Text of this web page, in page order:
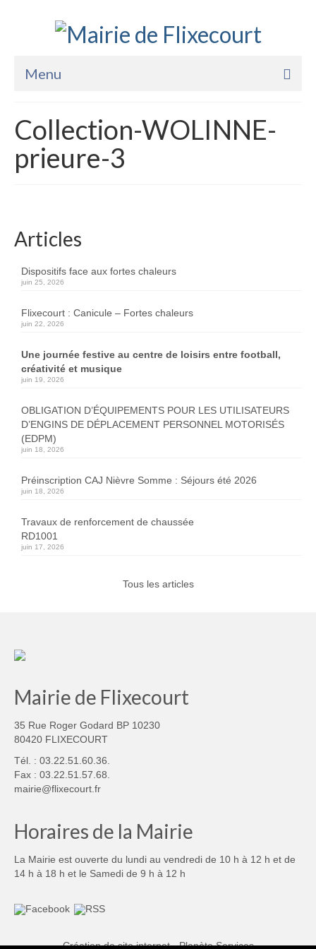
Menu
La Mairie
Vie Pratique
Collection-WOLINNE-
prieure-3
Articles
Dispositifs face aux fortes chaleurs
juin 25, 2026
Flixecourt : Canicule – Fortes chaleurs
juin 22, 2026
Une journée festive au centre de loisirs entre football,
créativité et musique
juin 19, 2026
OBLIGATION D’ÉQUIPEMENTS POUR LES UTILISATEURS
D’ENGINS DE DÉPLACEMENT PERSONNEL MOTORISÉS
(EDPM)
juin 18, 2026
Préinscription CAJ Nièvre Somme : Séjours été 2026
juin 18, 2026
Travaux de renforcement de chaussée
RD1001
juin 17, 2026
Tous les articles
Mairie de Flixecourt
35 Rue Roger Godard BP 10230
80420 FLIXECOURT
Tél. : 03.22.51.60.36.
Fax : 03.22.51.57.68.
mairie@flixecourt.fr
Horaires de la Mairie
La Mairie est ouverte du lundi au vendredi de 10 h à 12 h et de
14 h à 18 h et le Samedi de 9 h à 12 h
Création de site internet - Planète Services